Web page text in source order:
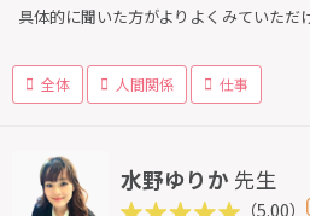
具体的に聞いた方がよりよくみていた
全体 人間関係 仕事
水野ゆりか 先生
（5.00）